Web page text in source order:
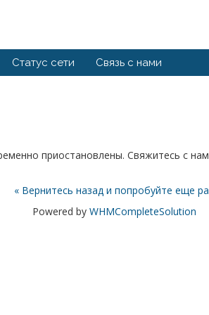
Статус сети Связь с нами
приостановлены. Свяжитесь с
« Вернитесь назад и попробуйте еще
Powered by WHMCompleteSolution